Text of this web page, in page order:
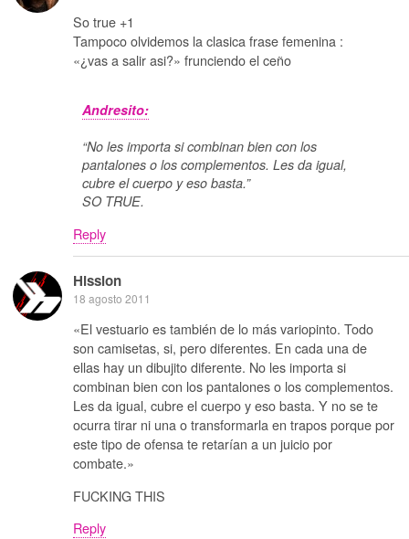
So true +1
Tampoco olvidemos la clasica frase femenina :
«¿vas a salir asi?» frunciendo el ceño
Andresito:
“No les importa si combinan bien con los
pantalones o los complementos. Les da igual,
cubre el cuerpo y eso basta.”
SO TRUE.
Reply
Hission
18 agosto 2011
«El vestuario es también de lo más variopinto. Todo
son camisetas, si, pero diferentes. En cada una de
ellas hay un dibujito diferente. No les importa si
combinan bien con los pantalones o los complementos.
Les da igual, cubre el cuerpo y eso basta. Y no se te
ocurra tirar ni una o transformarla en trapos porque por
este tipo de ofensa te retarían a un juicio por
combate.»
FUCKING THIS
Reply